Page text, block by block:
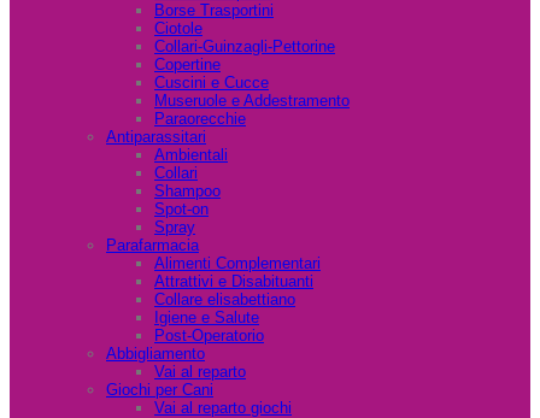
Borse Trasportini
Ciotole
Collari-Guinzagli-Pettorine
Copertine
Cuscini e Cucce
Museruole e Addestramento
Paraorecchie
Antiparassitari
Ambientali
Collari
Shampoo
Spot-on
Spray
Parafarmacia
Alimenti Complementari
Attrattivi e Disabituanti
Collare elisabettiano
Igiene e Salute
Post-Operatorio
Abbigliamento
Vai al reparto
Giochi per Cani
Vai al reparto giochi